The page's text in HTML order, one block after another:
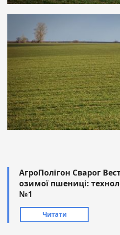
АгроПолігон Сварог
озимої пшениці:
№1
Читати